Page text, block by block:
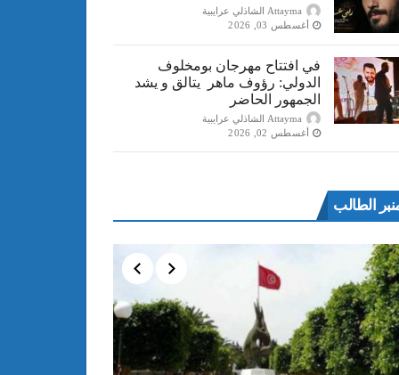
Attayma الشاذلي عرايبية
أغسطس 03, 2026
في افتتاح مهرجان بومخلوف
الدولي: رؤوف ماهر يتالق و يشد
الجمهور الحاضر
Attayma الشاذلي عرايبية
أغسطس 02, 2026
الطالب